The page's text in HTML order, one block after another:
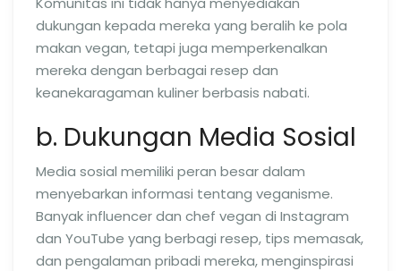
dukungan kepada mereka yang beralih ke pola
makan vegan, tetapi juga memperkenalkan
mereka dengan berbagai resep dan
keanekaragaman kuliner berbasis nabati.
b. Dukungan Media Sosial
Media sosial memiliki peran besar dalam
menyebarkan informasi tentang veganisme.
Banyak influencer dan chef vegan di Instagram
dan YouTube yang berbagi resep, tips memasak,
dan pengalaman pribadi mereka, menginspirasi